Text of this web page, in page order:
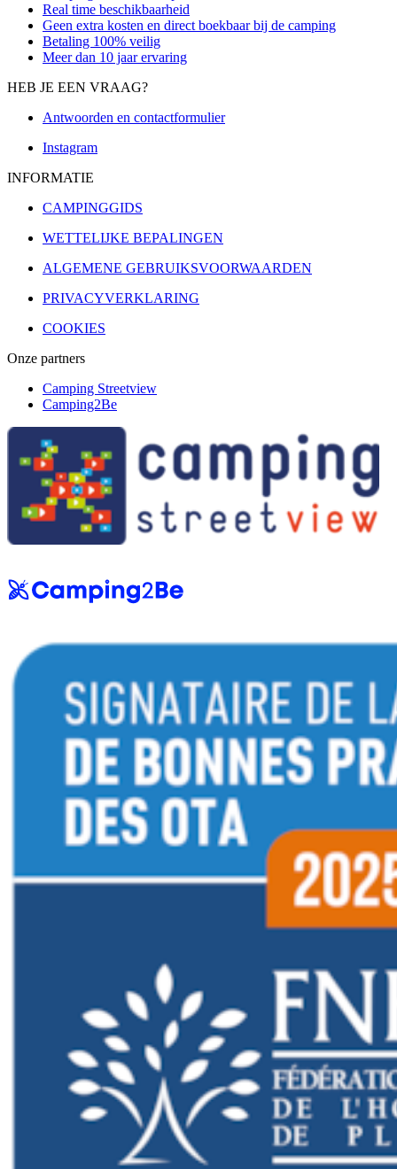
Real time beschikbaarheid
Geen extra kosten en direct boekbaar bij de camping
Betaling 100% veilig
Meer dan 10 jaar ervaring
HEB JE EEN VRAAG?
Antwoorden en contactformulier
Instagram
INFORMATIE
CAMPINGGIDS
WETTELIJKE BEPALINGEN
ALGEMENE GEBRUIKSVOORWAARDEN
PRIVACYVERKLARING
COOKIES
Onze partners
Camping Streetview
Camping2Be